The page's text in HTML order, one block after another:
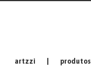
artzzi produtos